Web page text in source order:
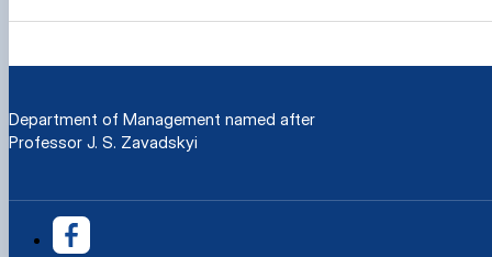
Department of Management named after
Professor J. S. Zavadskyi